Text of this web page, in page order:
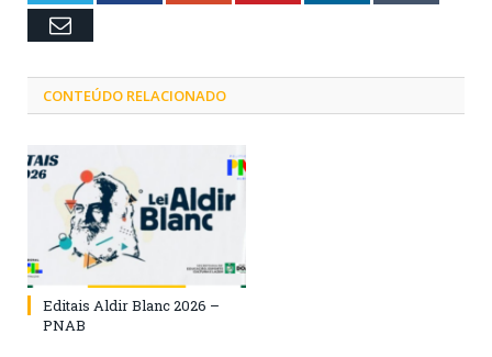
Email
CONTEÚDO RELACIONADO
Editais Aldir Blanc 2026 –
PNAB